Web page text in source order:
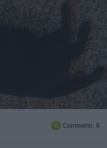
 Commenti: 6